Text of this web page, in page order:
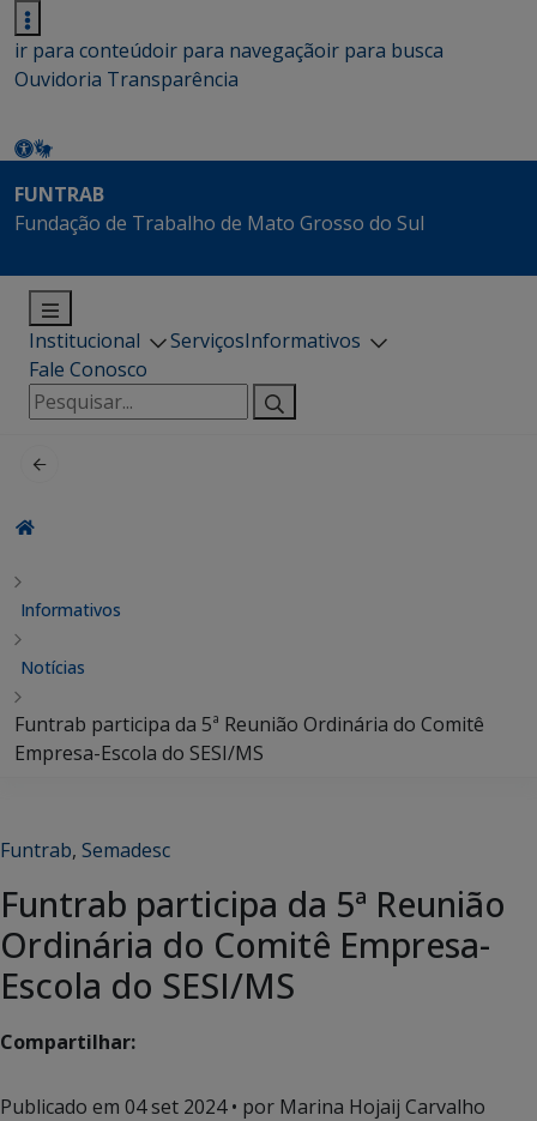
ir para conteúdoir para navegaçãoir para busca
Ouvidoria Transparência
FUNTRAB
Fundação de Trabalho de Mato Grosso do Sul
Institucional ServiçosInformativos
Fale Conosco
Pesquisar
por:
Informativos
Notícias
Funtrab participa da 5ª Reunião Ordinária do Comitê
Empresa-Escola do SESI/MS
Funtrab, Semadesc
Funtrab participa da 5ª Reunião
Ordinária do Comitê Empresa-
Escola do SESI/MS
Compartilhar:
Publicado em 04 set 2024• por Marina Hojaij Carvalho